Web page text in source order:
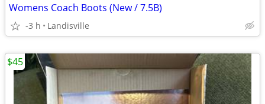
Womens Coach Boots (New / 7.5B)
-3 h Landisville
$45